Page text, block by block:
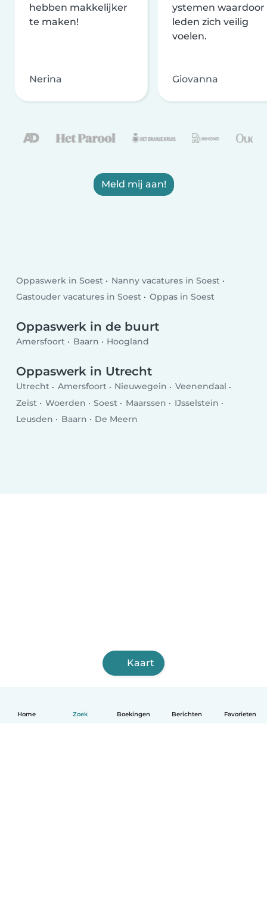
Home Zoek Boekingen Berichten Favorieten
hebben makkelijker
te maken!
Nerina
ystemen waardoor
leden zich veilig
voelen.
Giovanna
Meld mij aan!
Oppaswerk in Soest
Nanny vacatures in Soest
Gastouder vacatures in Soest
Oppas in Soest
Oppaswerk in de buurt
Amersfoort Baarn Hoogland
Oppaswerk in Utrecht
Utrecht Amersfoort Nieuwegein
Veenendaal
Zeist
Woerden Soest Maarssen
IJsselstein
Leusden
Baarn De Meern
Kaart